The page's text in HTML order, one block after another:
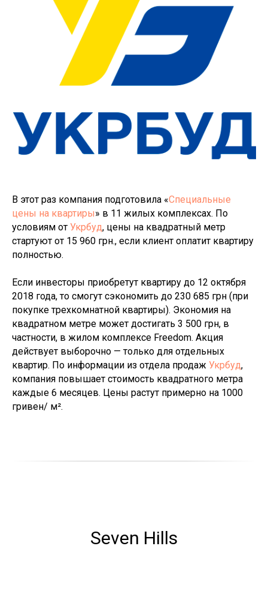
В этот раз компания подготовила «Специальные
цены на квартиры» в 11 жилых комплексах. По
условиям от Укрбуд, цены на квадратный метр
стартуют от 15 960 грн., если клиент оплатит квартиру
полностью.
Если инвесторы приобретут квартиру до 12 октября
2018 года, то смогут сэкономить до 230 685 грн (при
покупке трехкомнатной квартиры). Экономия на
квадратном метре может достигать 3 500 грн, в
частности, в жилом комплексе Freedom. Акция
действует выборочно — только для отдельных
квартир. По информации из отдела продаж Укрбуд,
компания повышает стоимость квадратного метра
каждые 6 месяцев. Цены растут примерно на 1000
гривен/ м².
Seven Hills